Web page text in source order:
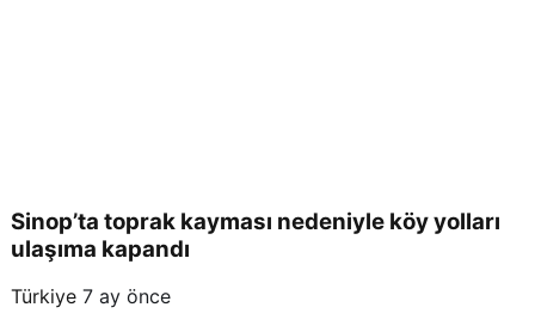
Sinop’ta toprak kayması nedeniyle köy yolları
ulaşıma kapandı
Türkiye 7 ay önce